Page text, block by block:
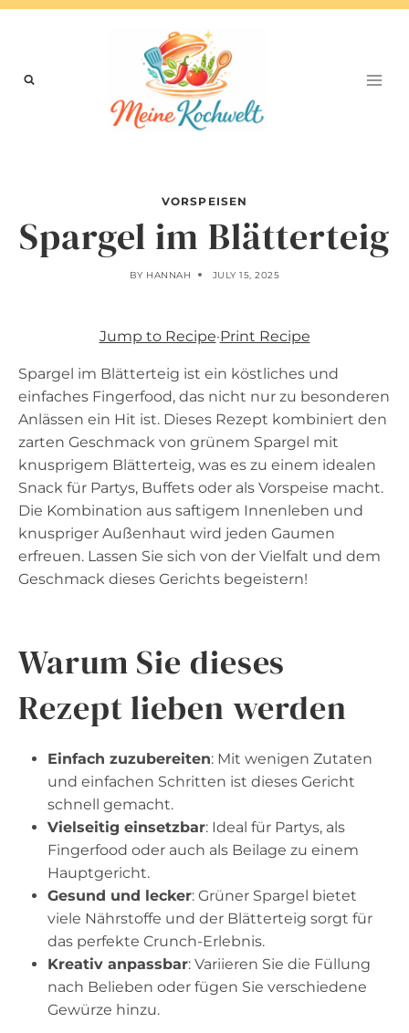
Skip
VORSPEISEN
Spargel im Blätterteig
BY HANNAH JULY 15, 2025
Jump to Recipe·Print Recipe
Spargel im Blätterteig ist ein köstliches und
einfaches Fingerfood, das nicht nur zu besonderen
Anlässen ein Hit ist. Dieses Rezept kombiniert den
zarten Geschmack von grünem Spargel mit
knusprigem Blätterteig, was es zu einem idealen
Snack für Partys, Buffets oder als Vorspeise macht.
Die Kombination aus saftigem Innenleben und
knuspriger Außenhaut wird jeden Gaumen
erfreuen. Lassen Sie sich von der Vielfalt und dem
Geschmack dieses Gerichts begeistern!
Warum Sie dieses
Rezept lieben werden
Einfach zuzubereiten: Mit wenigen Zutaten
und einfachen Schritten ist dieses Gericht
schnell gemacht.
Vielseitig einsetzbar: Ideal für Partys, als
Fingerfood oder auch als Beilage zu einem
Hauptgericht.
Gesund und lecker: Grüner Spargel bietet
viele Nährstoffe und der Blätterteig sorgt für
das perfekte Crunch-Erlebnis.
Kreativ anpassbar: Variieren Sie die Füllung
nach Belieben oder fügen Sie verschiedene
Gewürze hinzu.